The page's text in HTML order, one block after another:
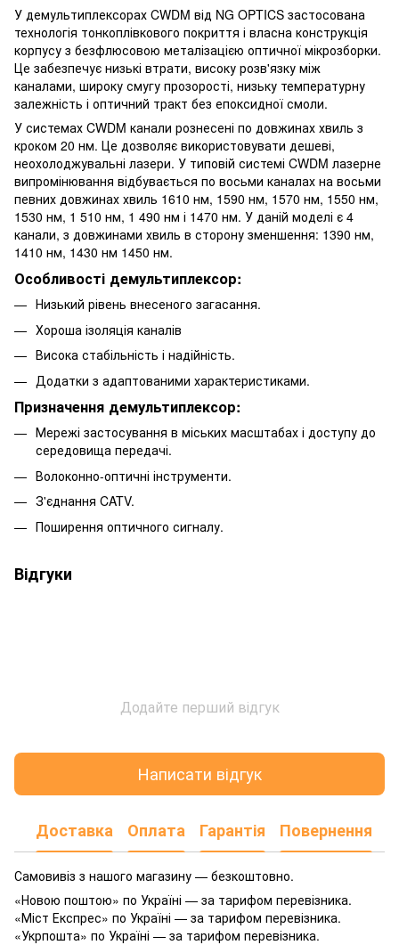
У демультиплексорах CWDM від NG OPTICS застосована
технологія тонкоплівкового покриття і власна конструкція
корпусу з безфлюсовою металізацією оптичної мікрозборки.
Це забезпечує низькі втрати, високу розв'язку між
каналами, широку смугу прозорості, низьку температурну
залежність і оптичний тракт без епоксидної смоли.
У системах CWDM канали рознесені по довжинах хвиль з
кроком 20 нм. Це дозволяє використовувати дешеві,
неохолоджувальні лазери. У типовій системі CWDM лазерне
випромінювання відбувається по восьми каналах на восьми
певних довжинах хвиль 1610 нм, 1590 нм, 1570 нм, 1550 нм,
1530 нм, 1 510 нм, 1 490 нм і 1470 нм. У даній моделі є 4
канали, з довжинами хвиль в сторону зменшення: 1390 нм,
1410 нм, 1430 нм 1450 нм.
Особливості демультиплексор:
Низький рівень внесеного загасання.
Хороша ізоляція каналів
Висока стабільність і надійність.
Додатки з адаптованими характеристиками.
Призначення демультиплексор:
Мережі застосування в міських масштабах і доступу до
середовища передачі.
Волоконно-оптичні інструменти.
З'єднання CATV.
Поширення оптичного сигналу.
Відгуки
Додайте перший відгук
Написати відгук
Доставка Оплата Гарантія Повернення
Самовивіз з нашого магазину — безкоштовно.
«Новою поштою» по Україні — за тарифом перевізника.
«Міст Експрес» по Україні — за тарифом перевізника.
«Укрпошта» по Україні — за тарифом перевізника.